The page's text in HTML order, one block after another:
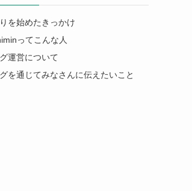
を始めたきっかけ
ってこんな人
運営について
を通じてみなさんに伝えたいこと